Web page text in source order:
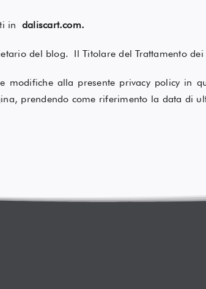
in daliscart.com.
del blog. Il Titolare del Trattamento
alla presente privacy policy in
prendendo come riferimento la data di